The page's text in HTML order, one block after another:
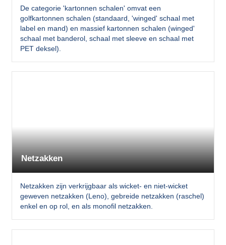
De categorie 'kartonnen schalen' omvat een
golfkartonnen schalen (standaard, 'winged' schaal met
label en mand) en massief kartonnen schalen (winged'
schaal met banderol, schaal met sleeve en schaal met
PET deksel).
Netzakken
Netzakken zijn verkrijgbaar als wicket- en niet-wicket
geweven netzakken (Leno), gebreide netzakken (raschel)
enkel en op rol, en als monofil netzakken.